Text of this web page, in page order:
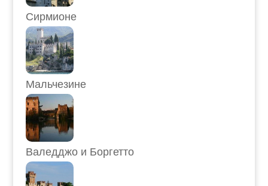
Сирмионе
Мальчезине
Валедджо и Боргетто